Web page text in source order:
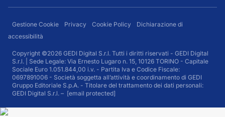
Gestione Cookie Privacy Cookie Policy
Dichiarazione di
accessibilità
Copyright ©2026 GEDI Digital S.r.l. Tutti i diritti riservati - GEDI Digital
S.r.l. | Sede Legale: Via Ernesto Lugaro n. 15, 10126 TORINO - Capitale
Sociale Euro 1.051.844,00 i.v. - Partita Iva e Codice Fiscale:
0697891006 - Società soggetta all’attività e coordinamento di GEDI
Gruppo Editoriale S.p.A. - Titolare del trattamento dei dati personali:
GEDI Digital S.r.l. – [email protected]